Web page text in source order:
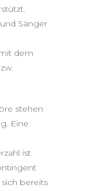
Sänger
dem
stehen
Eine
ist
bereits